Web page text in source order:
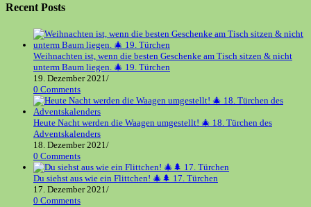
tab
new
tab
a
new
Recent Posts
Weihnachten ist, wenn die besten Geschenke am Tisch sitzen & nicht
unterm Baum liegen. 🎄 19. Türchen
19. Dezember 2021/
0 Comments
Heute Nacht werden die Waagen umgestellt! 🎄 18. Türchen des
Adventskalenders
18. Dezember 2021/
0 Comments
Du siehst aus wie ein Flittchen! 🎄🌲 17. Türchen
17. Dezember 2021/
0 Comments